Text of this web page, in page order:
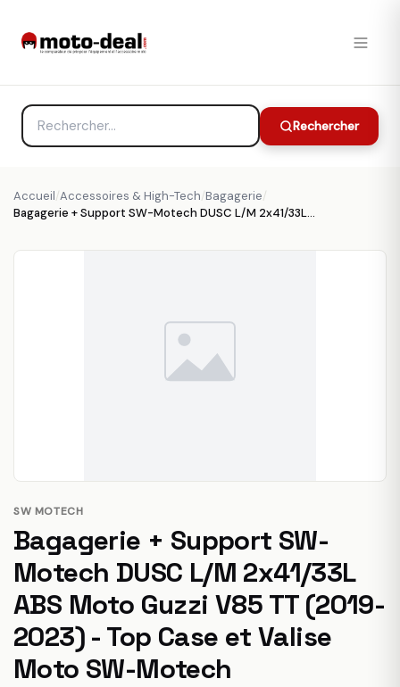
Rechercher
Accueil/Accessoires & High-Tech/Bagagerie/
Bagagerie + Support SW-Motech DUSC L/M 2x41/33L ABS Moto Guzzi V85 TT (2019-2023) - Top Case et Valise Moto SW-Motech
SW MOTECH
Bagagerie + Support SW-
Motech DUSC L/M 2x41/33L
ABS Moto Guzzi V85 TT (2019-
2023) - Top Case et Valise
Moto SW-Motech